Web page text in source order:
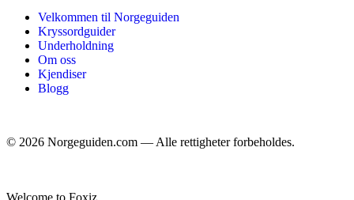
Velkommen til Norgeguiden
Kryssordguider
Underholdning
Om oss
Kjendiser
Blogg
© 2026 Norgeguiden.com — Alle rettigheter forbeholdes.